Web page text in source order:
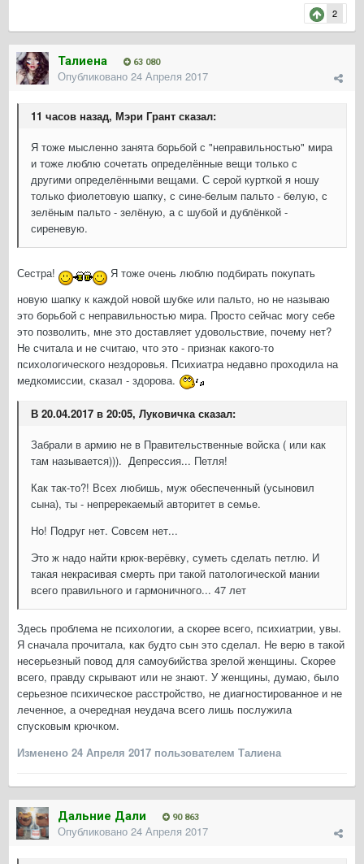
2
Талиена 63 080
Опубликовано 24 Апреля 2017
11 часов назад, Мэри Грант сказал:
Я тоже мысленно занята борьбой с "неправильностью" мира
и тоже люблю сочетать определённые вещи только с
другими определёнными вещами. С серой курткой я ношу
только фиолетовую шапку, с сине-белым пальто - белую, с
зелёным пальто - зелёную, а с шубой и дублёнкой -
сиреневую.
Сестра!
Я тоже очень люблю подбирать покупать
новую шапку к каждой новой шубке или пальто, но не называю
это борьбой с неправильностью мира. Просто сейчас могу себе
это позволить, мне это доставляет удовольствие, почему нет?
Не считала и не считаю, что это - признак какого-то
психологического нездоровья. Психиатра недавно проходила на
медкомиссии, сказал - здорова.
В 20.04.2017 в 20:05, Луковичка сказал:
Забрали в армию не в Правительственные войска ( или как
там называется))). Депрессия... Петля!
Как так-то?! Всех любишь, муж обеспеченный (усыновил
сына), ты - непререкаемый авторитет в семье.
Но! Подруг нет. Совсем нет...
Это ж надо найти крюк-верёвку, суметь сделать петлю. И
такая некрасивая смерть при такой патологической мании
всего правильного и гармоничного... 47 лет
Здесь проблема не психологии, а скорее всего, психиатрии, увы.
Я сначала прочитала, как будто сын это сделал. Не верю в такой
несерьезный повод для самоубийства зрелой женщины. Скорее
всего, правду скрывают или не знают. У женщины, думаю, было
серьезное психическое расстройство, не диагностированное и не
леченное, а очередная неудача всего лишь послужила
спусковым крючком.
Изменено 24 Апреля 2017 пользователем Талиена
Дальние Дали 90 863
Опубликовано 24 Апреля 2017